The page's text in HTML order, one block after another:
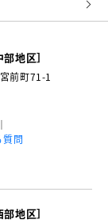
地区］
前町71-1
質問
地区］